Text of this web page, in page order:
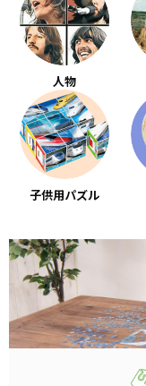
人物
子供用パズル